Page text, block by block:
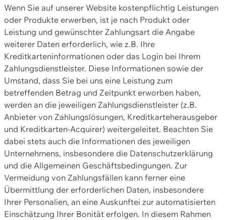
Wenn Sie auf unserer Website kostenpflichtig Leistungen
oder Produkte erwerben, ist je nach Produkt oder
Leistung und gewünschter Zahlungsart die Angabe
weiterer Daten erforderlich, wie z.B. Ihre
Kreditkarteninformationen oder das Login bei Ihrem
Zahlungsdienstleister. Diese Informationen sowie der
Umstand, dass Sie bei uns eine Leistung zum
betreffenden Betrag und Zeitpunkt erworben haben,
werden an die jeweiligen Zahlungsdienstleister (z.B.
Anbieter von Zahlungslösungen, Kreditkarteherausgeber
und Kreditkarten-Acquirer) weitergeleitet. Beachten Sie
dabei stets auch die Informationen des jeweiligen
Unternehmens, insbesondere die Datenschutzerklärung
und die Allgemeinen Geschäftsbedingungen. Zur
Vermeidung von Zahlungsfällen kann ferner eine
Übermittlung der erforderlichen Daten, insbesondere
Ihrer Personalien, an eine Auskunftei zur automatisierten
Einschätzung Ihrer Bonität erfolgen. In diesem Rahmen